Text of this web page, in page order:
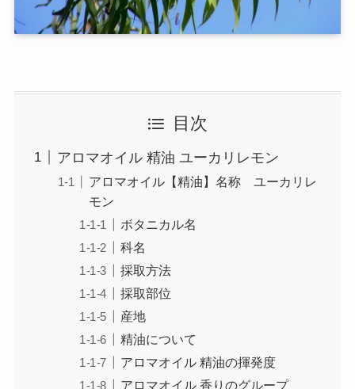
目次
アロマオイル 精油 ユーカリレモン
アロマオイル【精油】名称 ユーカリレ
モン
ボタニカル名
科名
採取方法
採取部位
産地
精油について
アロマオイル 精油の揮発度
アロマオイル 香りのグループ